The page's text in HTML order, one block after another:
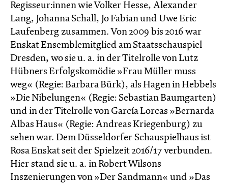
Regisseur:innen wie Volker Hesse, Alexander
Lang, Johanna Schall, Jo Fabian und Uwe Eric
Laufenberg zusammen. Von 2009 bis 2016 war
Enskat Ensemblemitglied am Staatsschauspiel
Dresden, wo sie u. a. in der Titelrolle von Lutz
Hübners Erfolgskomödie »Frau Müller muss
weg« (Regie: Barbara Bürk), als Hagen in Hebbels
»Die Nibelungen« (Regie: Sebastian Baumgarten)
und in der Titelrolle von García Lorcas »Bernarda
Albas Haus« (Regie: Andreas Kriegenburg) zu
sehen war. Dem Düsseldorfer Schauspielhaus ist
Rosa Enskat seit der Spielzeit 2016/17 verbunden.
Hier stand sie u. a. in Robert Wilsons
Inszenierungen von »Der Sandmann« und »Das